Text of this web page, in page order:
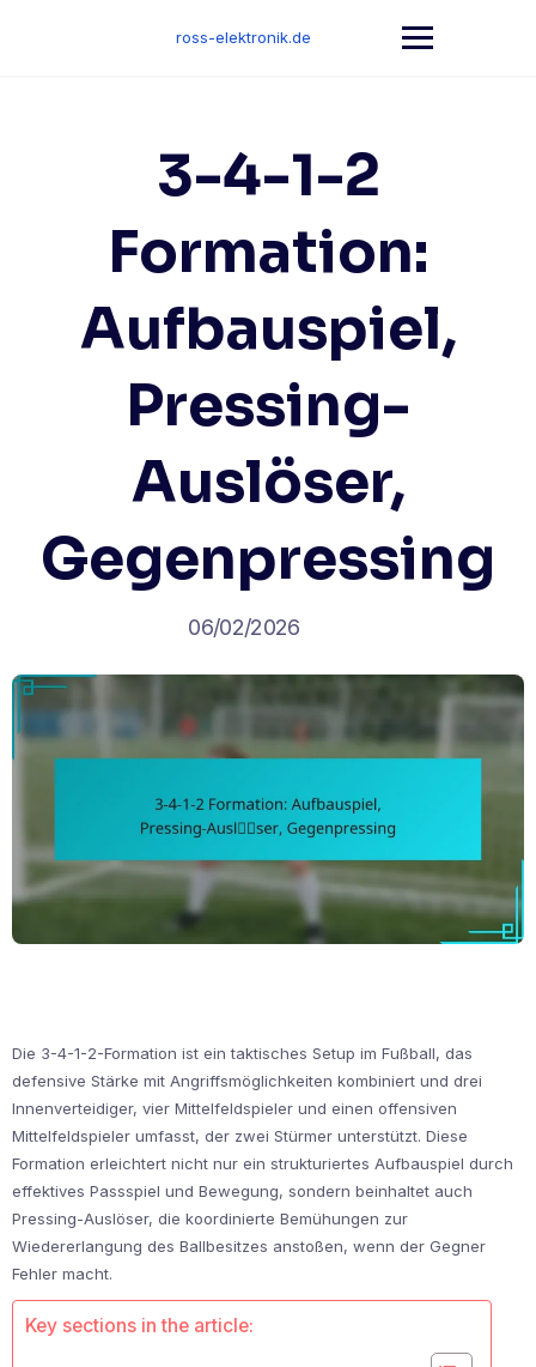
ross-elektronik.de
3-4-1-2
Formation:
Aufbauspiel,
Pressing-
Auslöser,
Gegenpressing
06/02/2026
Die 3-4-1-2-Formation ist ein taktisches Setup im Fußball, das
defensive Stärke mit Angriffsmöglichkeiten kombiniert und drei
Innenverteidiger, vier Mittelfeldspieler und einen offensiven
Mittelfeldspieler umfasst, der zwei Stürmer unterstützt. Diese
Formation erleichtert nicht nur ein strukturiertes Aufbauspiel durch
effektives Passspiel und Bewegung, sondern beinhaltet auch
Pressing-Auslöser, die koordinierte Bemühungen zur
Wiedererlangung des Ballbesitzes anstoßen, wenn der Gegner
Fehler macht.
Key sections in the article: